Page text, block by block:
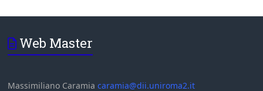
Web Master
Massimiliano Caramiacaramia@dii.uniroma2.it